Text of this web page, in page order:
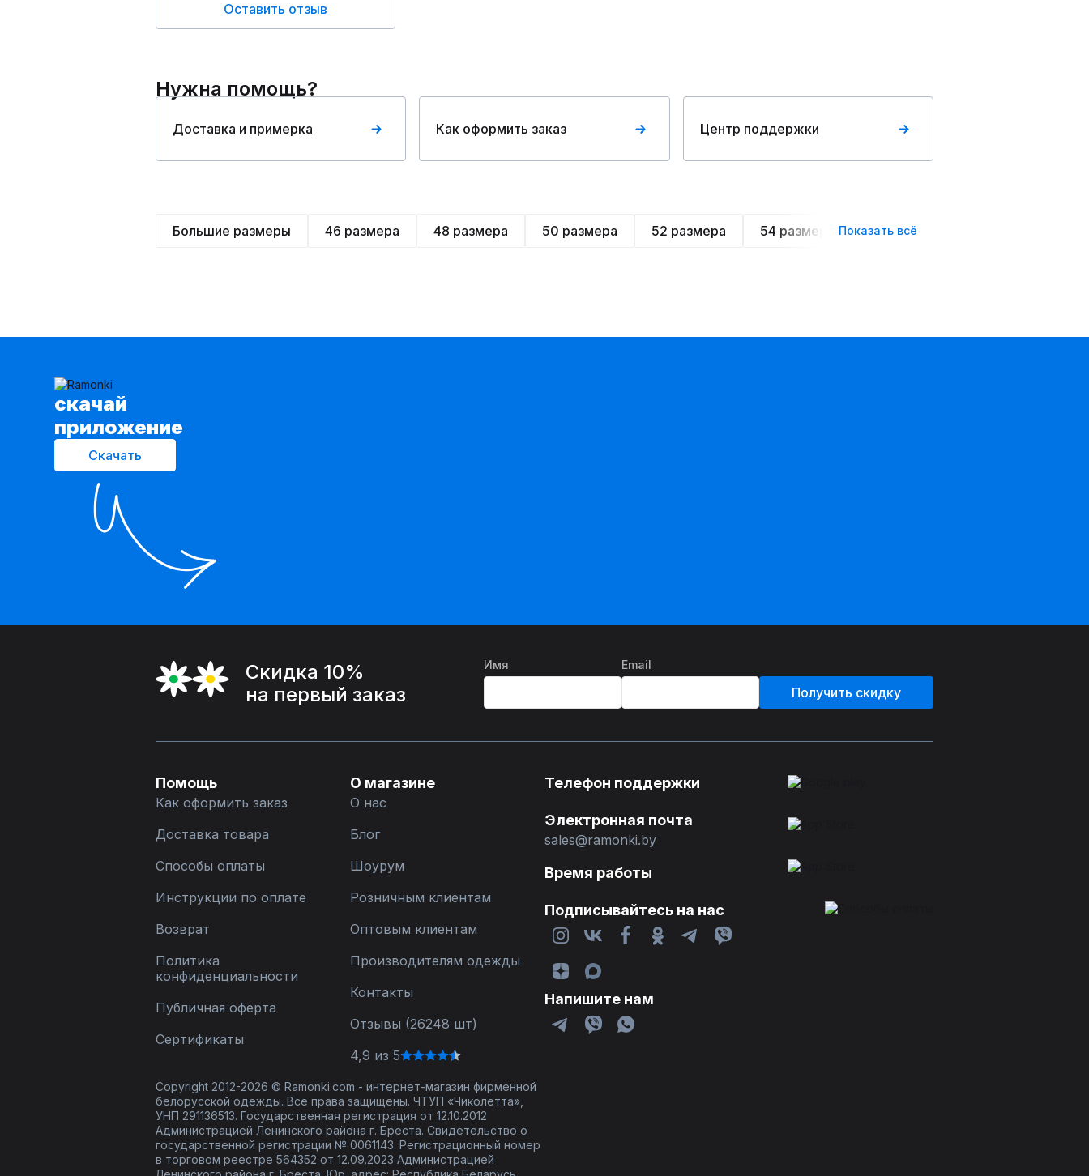
Оставить отзыв
Нужна помощь?
Доставка и примерка Как оформить заказ Центр поддержки
Большие размеры 46 размера 48 размера 50 размера 52 размера 54 размера Летние
Показать всё
cкачай
приложение
Скачать
Скидка 10%
на первый заказ
Имя Email
Получить скидку
Помощь
Как оформить заказ
Доставка товара
Способы оплаты
Инструкции по оплате
Возврат
Политика
конфиденциальности
Публичная оферта
Сертификаты
О магазине
О нас
Блог
Шоурум
Розничным клиентам
Оптовым клиентам
Производителям одежды
Контакты
Отзывы (26248 шт)
4,9 из 5
Телефон поддержки
Электронная почта
sales@ramonki.by
Время работы
Подписывайтесь на нас
Напишите нам
Copyright 2012-2026 © Ramonki.com - интернет-магазин фирменной
белорусской одежды. Все права защищены. ЧТУП «Чиколетта»,
УНП 291136513. Государственная регистрация от 12.10.2012
Администрацией Ленинского района г. Бреста. Свидетельство о
государственной регистрации № 0061143. Регистрационный номер
в торговом реестре 564352 от 12.09.2023 Администрацией